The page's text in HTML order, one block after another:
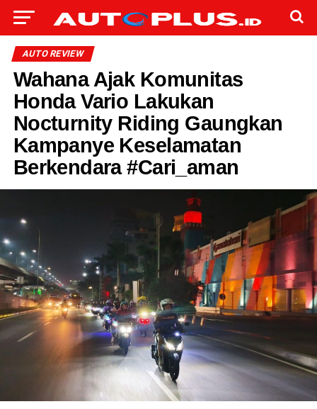
AUTO REVIEW
Wahana Ajak Komunitas
Honda Vario Lakukan
Nocturnity Riding Gaungkan
Kampanye Keselamatan
Berkendara #Cari_aman